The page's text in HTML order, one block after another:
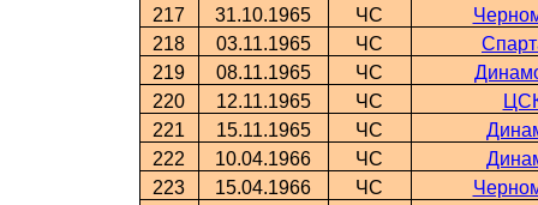
217 31.10.1965 ЧС
218
03.11.1965 ЧС
219
08.11.1965 ЧС
220
12.11.1965 ЧС
221
15.11.1965 ЧС
222
10.04.1966 ЧС
223
15.04.1966 ЧС